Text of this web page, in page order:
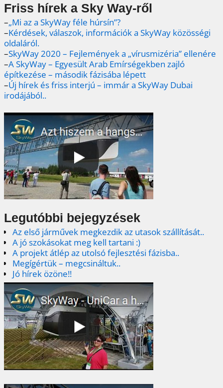
Friss hírek a Sky Way-ről
–„Mi az a SkyWay féle húrsín”?
–Kérdések, válaszok, információk a SkyWay közösségi
oldaláról.
–SkyWay 2020 – Fejlemények a „vírusmizéria” ellenére
–A SkyWay – Egyesült Arab Emírségekben zajló
építkezése – második fázisába lépett
–Új hírek és friss interjú – immár a SkyWay Dubai
irodájából..
Legutóbbi bejegyzések
Az első járművek megkezdik az utasok szállítását..
A jó szokásokat meg kell tartani :)
A projekt átlép az utolsó fejlesztési fázisba..
Megígértük – megcsináltuk..
Jó hírek özöne!!